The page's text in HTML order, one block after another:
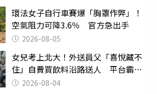
環法女子自行車賽爆「胸罩作弊」！
空氣阻力可降3.6％ 官方急出手
2026-08-05
女兒考上北大！外送員父「喜悅藏不
住」自費買飲料沿路送人 平台霸氣
幫付學費
2026-08-04